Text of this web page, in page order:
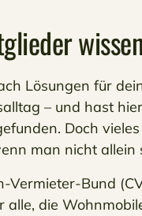
Lösungen für
– und hast
Doch
man nicht allein
Vermieter-Bund
alle, die